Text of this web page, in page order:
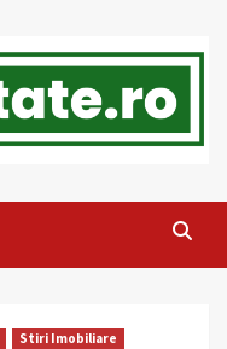
Stiri Imobiliare